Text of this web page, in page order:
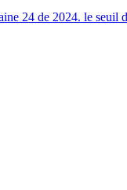
24 de 2024. le